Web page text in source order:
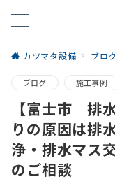
カツマタ設備 ブロ
ブログ 施工事例
【富士市｜排
りの原因は排
浄・排水マス
のご相談